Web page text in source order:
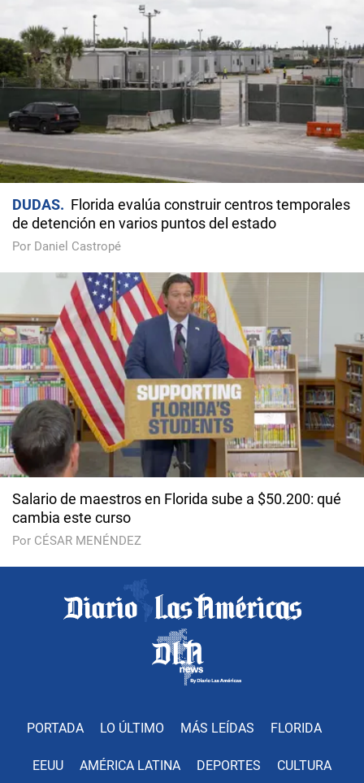
DUDAS
Florida evalúa construir centros temporales
de detención en varios puntos del estado
Por Daniel Castropé
Salario de maestros en Florida sube a $50.200: qué
cambia este curso
Por CÉSAR MENÉNDEZ
PORTADA LO ÚLTIMO MÁS LEÍDAS FLORIDA
EEUU AMÉRICA LATINA DEPORTES CULTURA